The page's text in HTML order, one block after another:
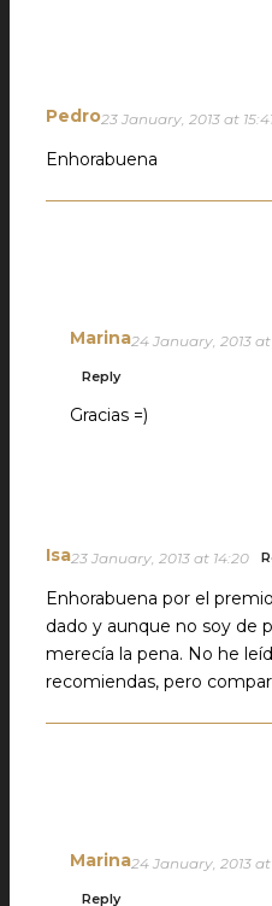
Pedro23 January, 2013 at
Enhorabuena
Marina24 January, 2013 at
Reply
Gracias =)
Isa23 January, 2013 at 14:20
Enhorabuena por el
dado y aunque no soy de
merecía la pena. No he
recomiendas, pero
Marina24 January, 2013 at
Reply